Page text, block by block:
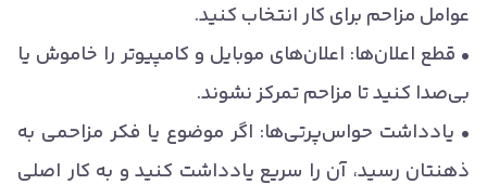
عوامل مزاحم برای کار انتخاب کنید.
• قطع اعلان‌ها: اعلان‌های موبایل و کامپیوتر را خاموش یا
بی‌صدا کنید تا مزاحم تمرکز نشوند.
• یادداشت حواس‌پرتی‌ها: اگر موضوع یا فکر مزاحمی به
ذهنتان رسید، آن را سریع یادداشت کنید و به کار اصلی